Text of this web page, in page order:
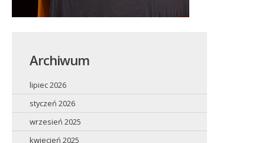
Archiwum
lipiec 2026
styczeń 2026
wrzesień 2025
kwiecień 2025